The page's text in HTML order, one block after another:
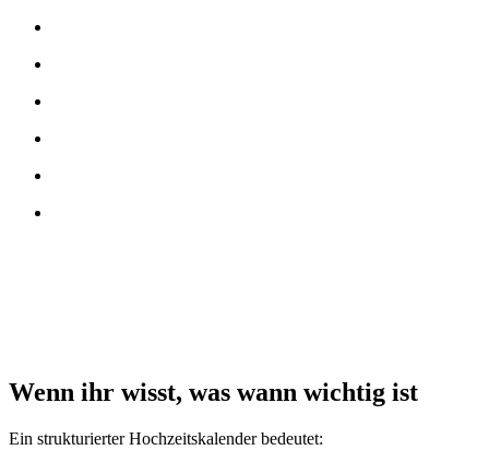
Wenn ihr wisst, was wann wichtig ist
Ein strukturierter Hochzeitskalender bedeutet: